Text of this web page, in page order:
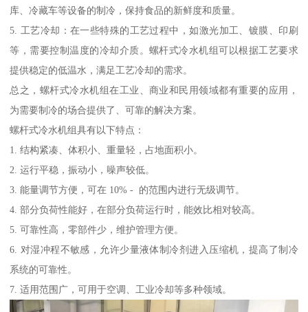
库、冷藏车等设备的制冷，保持食品的新鲜度和质量。
5. 工艺冷却：在一些特殊的工艺过程中，如激光加工、镀膜、印刷
等，需要控制温度的冷却介质。螺杆式冷水机组可以根据工艺要求
提供稳定的低温水，满足工艺冷却的需求。
总之，螺杆式冷水机组在工业、商业和民用领域都有重要的应用，
为需要制冷的场合提供了、可靠的解决方案。
螺杆式冷水机组具有以下特点：
1. 结构紧凑、体积小、重量轻，占地面积小。
2. 运行平稳，振动小，噪声较低。
3. 能量调节方便，可在 10% - 的范围内进行无级调节。
4. 部分负荷性能好，在部分负荷运行时，能效比相对较高。
5. 可靠性高，零部件少，维护管理方便。
6. 对湿冲程不敏感，允许少量液体制冷剂进入压缩机，提高了制冷
系统的可靠性。
7. 适用范围广，可用于空调、工业冷却等多种领域。